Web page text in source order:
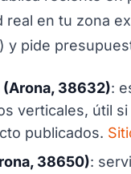
en tu zona
y pide
38632):
verticales, útil
publicados.
38650):